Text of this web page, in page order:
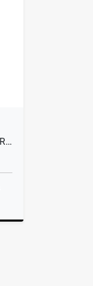
APARTAMENTO DE 332 MTRS EN ARRIENDO EN EL POBLADO, MEDELLÍN